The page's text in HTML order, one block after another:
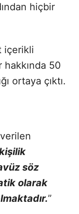
hiçbir
içerikli
hakkında 50
ortaya çıktı.
verilen
söz
olarak
”